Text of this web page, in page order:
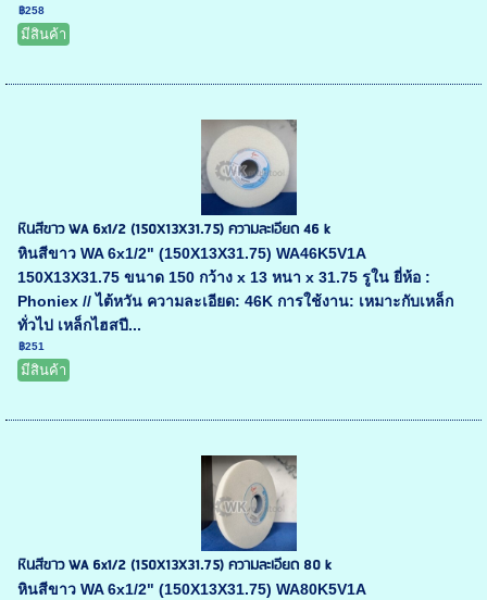
฿258
มีสินค้า
หินสีขาว WA 6x1/2 (150X13X31.75) ความละเอียด 46 k
หินสีขาว WA 6x1/2" (150X13X31.75) WA46K5V1A
150X13X31.75 ขนาด 150 กว้าง x 13 หนา x 31.75 รูใน ยี่ห้อ :
Phoniex // ไต้หวัน ความละเอียด: 46K การใช้งาน: เหมาะกับเหล็ก
ทั่วไป เหล็กไฮสปี...
฿251
มีสินค้า
หินสีขาว WA 6x1/2 (150X13X31.75) ความละเอียด 80 k
หินสีขาว WA 6x1/2" (150X13X31.75) WA80K5V1A